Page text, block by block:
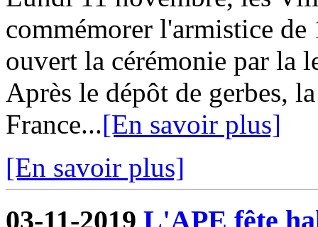
commémorer l'armistice
ouvert la cérémonie par la
Après le dépôt de gerbes,
France...[En savoir plus]
[En savoir plus]
03-11-2019 L'APE fête